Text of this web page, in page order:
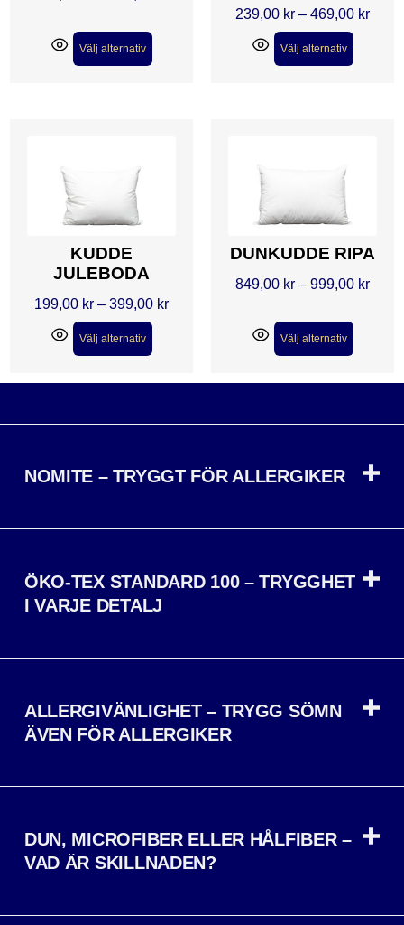
Välj alternativ
239,00 kr – 469,00 kr
Välj alternativ
KUDDE
JULEBODA
199,00 kr – 399,00 kr
Välj alternativ
DUNKUDDE RIPA
849,00 kr – 999,00 kr
Välj alternativ
NOMITE – TRYGGT FÖR ALLERGIKER
ÖKO-TEX STANDARD 100 – TRYGGHET
I VARJE DETALJ
ALLERGIVÄNLIGHET – TRYGG SÖMN
ÄVEN FÖR ALLERGIKER
DUN, MICROFIBER ELLER HÅLFIBER –
VAD ÄR SKILLNADEN?